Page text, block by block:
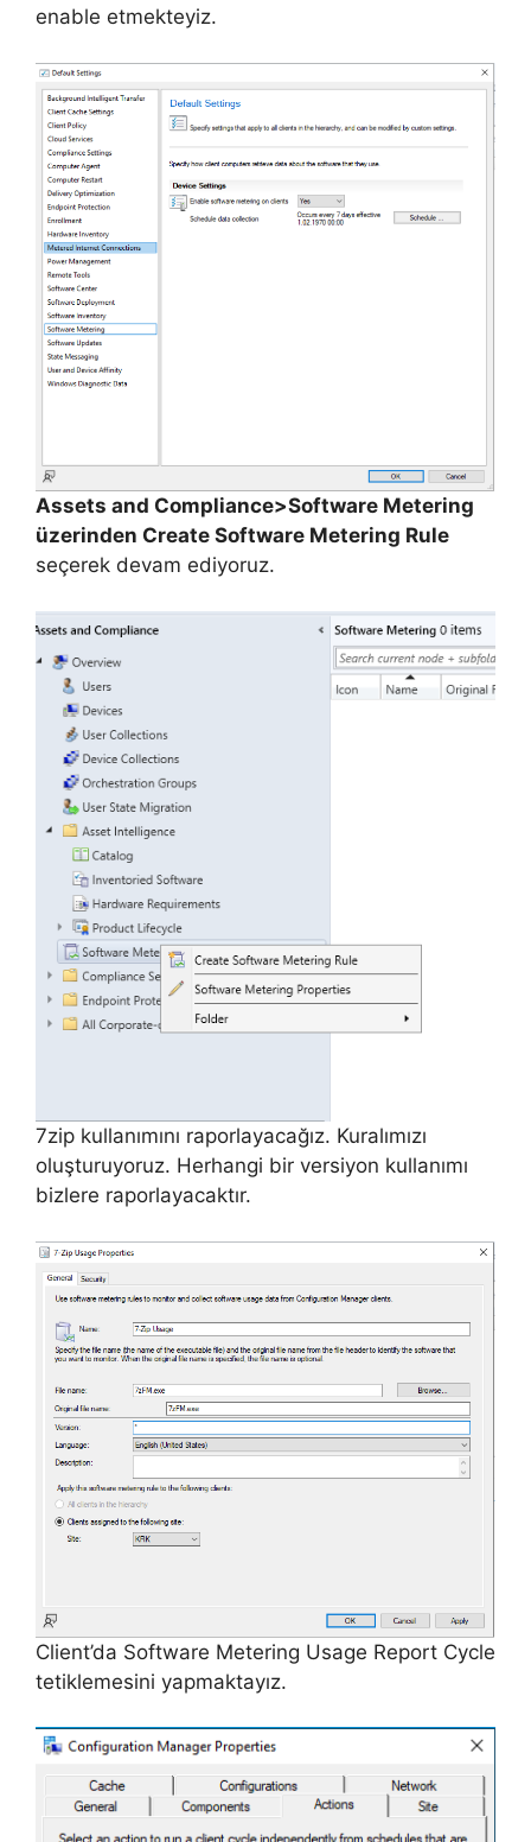
enable etmekteyiz.
Assets and Compliance>Software Metering
üzerinden Create Software Metering Rule
seçerek devam ediyoruz.
7zip kullanımını raporlayacağız. Kuralımızı
oluşturuyoruz. Herhangi bir versiyon kullanımı
bizlere raporlayacaktır.
Client’da Software Metering Usage Report Cycle
tetiklemesini yapmaktayız.